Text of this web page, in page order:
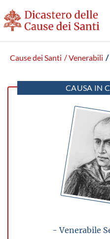
Cause dei Santi / Venerabili /
CAUSA IN
- Venerabile